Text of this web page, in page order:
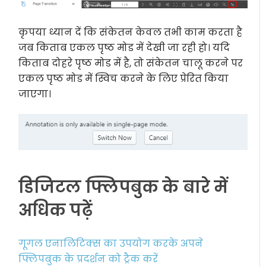
कृपया ध्यान दें कि संकेतन केवल तभी काम करता है
जब किताब एकल पृष्ठ मोड में देखी जा रही हो। यदि
किताब दोहरे पृष्ठ मोड में है, तो संकेतन चालू करने पर
एकल पृष्ठ मोड में स्विच करने के लिए प्रेरित किया
जाएगा।
डिजिटल फ्लिपबुक के बारे में
अधिक पढ़ें
गूगल एनालिटिक्स का उपयोग करके अपने
फ्लिपबुक के प्रदर्शन को ट्रैक करें